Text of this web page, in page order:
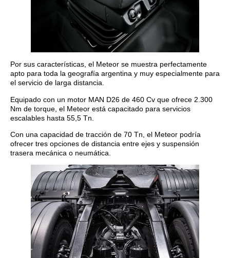
Por sus características, el Meteor se muestra perfectamente
apto para toda la geografía argentina y muy especialmente para
el servicio de larga distancia.
Equipado con un motor MAN D26 de 460 Cv que ofrece 2.300
Nm de torque, el Meteor está capacitado para servicios
escalables hasta 55,5 Tn.
Con una capacidad de tracción de 70 Tn, el Meteor podría
ofrecer tres opciones de distancia entre ejes y suspensión
trasera mecánica o neumática.